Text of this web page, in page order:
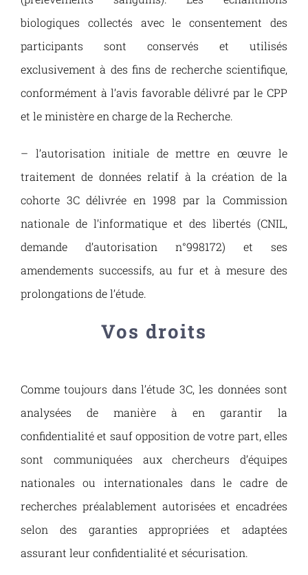
biologiques collectés avec le consentement des
participants sont conservés et utilisés
exclusivement à des fins de recherche scientifique,
conformément à l’avis favorable délivré par le CPP
et le ministère en charge de la Recherche.
– l’autorisation initiale de mettre en œuvre le
traitement de données relatif à la création de la
cohorte 3C délivrée en 1998 par la Commission
nationale de l’informatique et des libertés (CNIL,
demande d’autorisation n°998172) et ses
amendements successifs, au fur et à mesure des
prolongations de l’étude.
Vos droits
Comme toujours dans l’étude 3C, les données sont
analysées de manière à en garantir la
confidentialité et sauf opposition de votre part, elles
sont communiquées aux chercheurs d’équipes
nationales ou internationales dans le cadre de
recherches préalablement autorisées et encadrées
selon des garanties appropriées et adaptées
assurant leur confidentialité et sécurisation.